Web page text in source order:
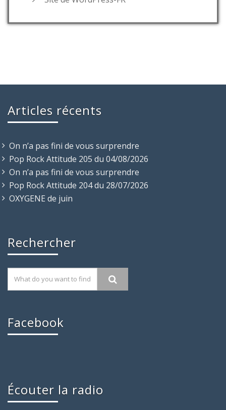
Articles récents
On n’a pas fini de vous surprendre
Pop Rock Attitude 205 du 04/08/2026
On n’a pas fini de vous surprendre
Pop Rock Attitude 204 du 28/07/2026
OXYGENE de juin
Rechercher
Facebook
Écouter la radio